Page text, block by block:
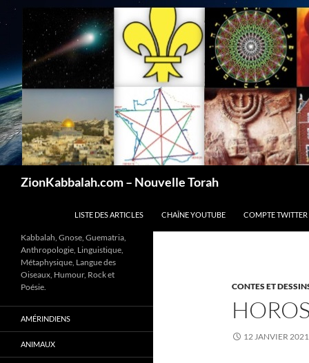
ZionKabbalah.com – Nouvelle Torah
LISTE DES ARTICLES
CHAÎNE YOUTUBE COMPTE TWITTER
CONTES ET
12 JANVIER 2021
Kabbalah, Gnose, Guematria,
Anthropologie, Linguistique,
Métaphysique, Langue des
Oiseaux, Humour, Rock et
Poésie.
AMÉRINDIENS
ANIMAUX